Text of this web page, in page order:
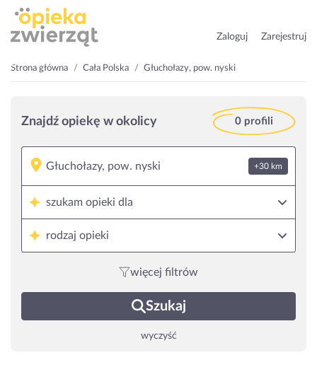
Zaloguj Zarejestruj
Strona główna Cała Polska Głuchołazy, pow. nyski
Znajdź opiekę w okolicy 0 profili
+30 km
szukam opieki dla
rodzaj opieki
więcej filtrów
Szukaj
wyczyść